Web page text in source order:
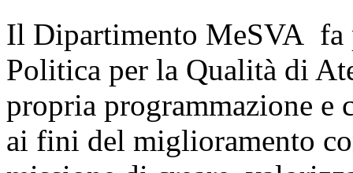
Il Dipartimento MeSVA fa
Politica per la Qualità di
propria programmazione e
ai fini del miglioramento